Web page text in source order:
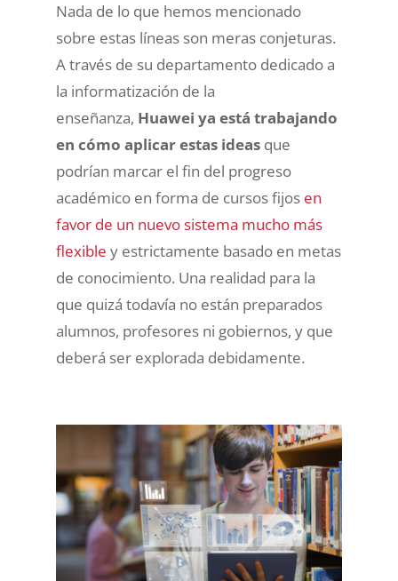
Nada de lo que hemos mencionado
sobre estas líneas son meras conjeturas.
A través de su departamento dedicado a
la informatización de la
enseñanza, Huawei ya está trabajando
en cómo aplicar estas ideasque
podrían marcar el fin del progreso
académico en forma de cursos fijos en
favor de un nuevo sistema mucho más
flexible y estrictamente basado en metas
de conocimiento. Una realidad para la
que quizá todavía no están preparados
alumnos, profesores ni gobiernos, y que
deberá ser explorada debidamente.